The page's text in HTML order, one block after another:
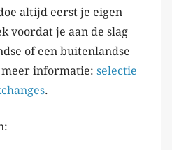
altijd eerst je eigen
voordat je aan de slag
of een buitenlandse
meer informatie: selectie
.